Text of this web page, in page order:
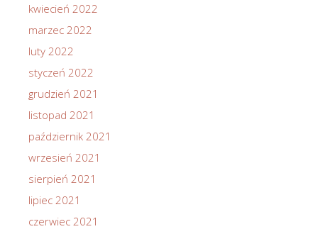
kwiecień 2022
marzec 2022
luty 2022
styczeń 2022
grudzień 2021
listopad 2021
październik 2021
wrzesień 2021
sierpień 2021
lipiec 2021
czerwiec 2021